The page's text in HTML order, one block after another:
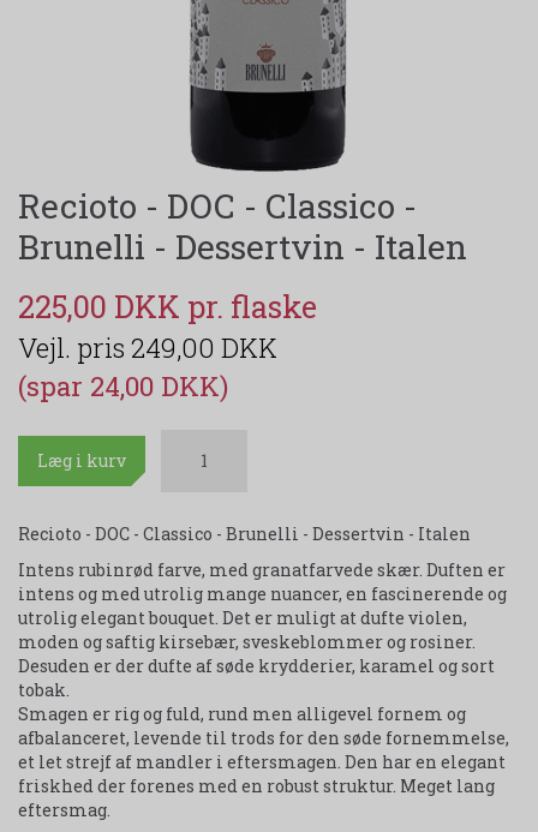
Recioto - DOC - Classico -
Brunelli - Dessertvin - Italen
225,00 DKK
249,00 DKK
(spar 24,00 DKK)
Læg i kurv
Recioto - DOC - Classico - Brunelli - Dessertvin - Italen
Intens rubinrød farve, med granatfarvede skær. Duften er
intens og med utrolig mange nuancer, en fascinerende og
utrolig elegant bouquet. Det er muligt at dufte violen,
moden og saftig kirsebær, sveskeblommer og rosiner.
Desuden er der dufte af søde krydderier, karamel og sort
tobak.
Smagen er rig og fuld, rund men alligevel fornem og
afbalanceret, levende til trods for den søde fornemmelse,
et let strejf af mandler i eftersmagen. Den har en elegant
friskhed der forenes med en robust struktur. Meget lang
eftersmag.